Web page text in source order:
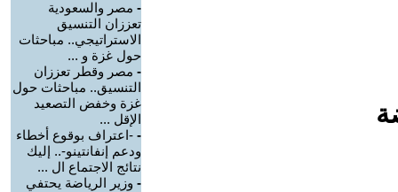
- مصر والسعودية
تعززان التنسيق
الاستراتيجي.. مباحثات
حول غزة و ...
- مصر وقطر تعززان
التنسيق.. مباحثات حول
غزة وخفض التصعيد
الإقل ...
- -اعتراف بوقوع أخطاء
ودعم إنفانتينو-.. إليك
نتائج الاجتماع ال ...
- وزير الرياضة يحتفي